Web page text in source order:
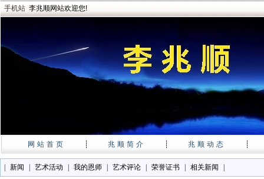
手机站 李兆顺网站欢迎您!
网站首页 ┊ 兆顺简介 ┊ 兆顺动态 ┊
新闻 艺术活动 我的恩师 艺术评论 荣誉证书 相关新闻